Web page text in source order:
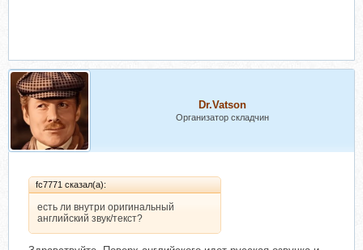
Dr.Vatson
Организатор складчин
fc7771 сказал(а):
есть ли внутри оригинальный
английский звук/текст?